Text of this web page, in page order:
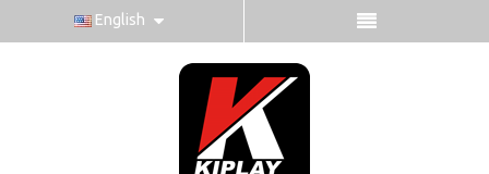
English